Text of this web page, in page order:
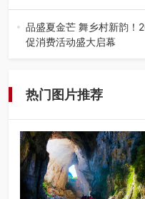
近日，由贵州教育出版社
网络贵州站，遵义融媒体
品盛夏金芒 舞乡村新韵！
促消费活动盛大启幕
热门图片推荐